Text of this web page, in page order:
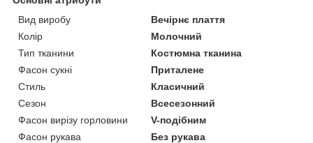
Вид виробу
Вечірнє плаття
Колір
Молочний
Тип тканини
Костюмна тканина
Фасон сукні
Приталене
Стиль
Класичний
Сезон
Всесезонний
Фасон вирізу горловини
V-подібним
Фасон рукава
Без рукава